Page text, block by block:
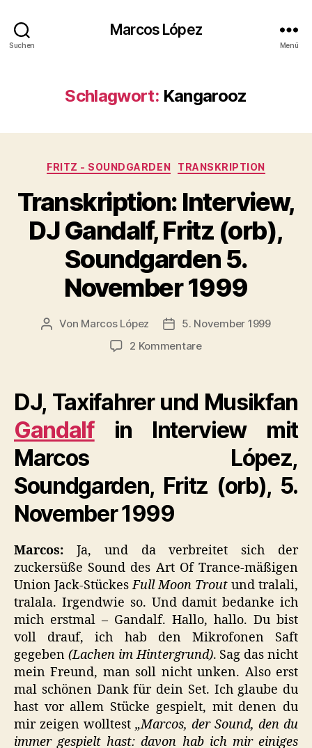
Suchen
Marcos López
Menü
Schlagwort: Kangarooz
Kategorien
FRITZ - SOUNDGARDEN TRANSKRIPTION
Transkription: Interview,
DJ Gandalf, Fritz (orb),
Soundgarden 5.
November 1999
Beitragsautor
Von Marcos López Veröffentlichungsdatum
5. November 1999
2 Kommentarezu
DJ
Gandalf,
Fritz
(orb),
Soundgarden
November
1999
DJ, Taxifahrer und Musikfan
Gandalfin Interview mit
Marcos López,
Soundgarden, Fritz (orb), 5.
November 1999
Marcos: Ja, und da verbreitet sich der
zuckersüße Sound des Art Of Trance-mäßigen
Union Jack-StückesFull Moon Trout und tralali,
tralala. Irgendwie so. Und damit bedanke ich
mich erstmal – Gandalf. Hallo, hallo. Du bist
voll drauf, ich hab den Mikrofonen Saft
gegeben (Lachen im Hintergrund). Sag das nicht
mein Freund, man soll nicht unken. Also erst
mal schönen Dank für dein Set. Ich glaube du
hast vor allem Stücke gespielt, mit denen du
mir zeigen wolltest „Marcos, der Sound, den du
immer gespielt hast: davon hab ich mir einiges